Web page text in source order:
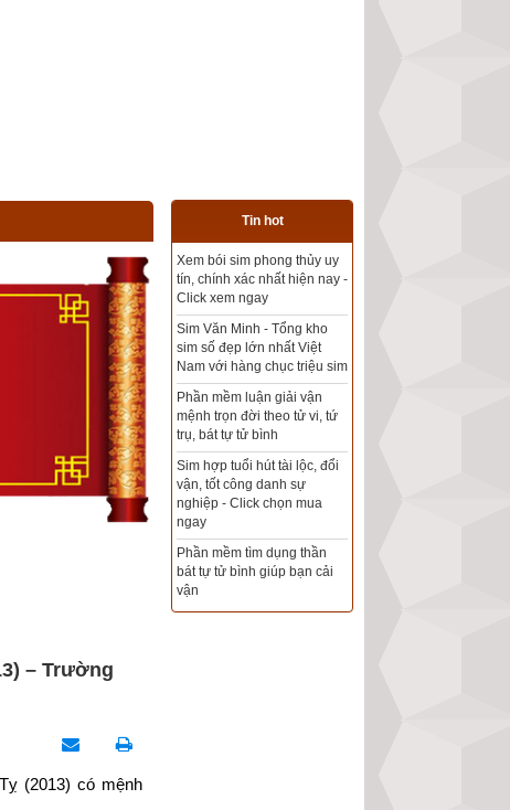
– Trường
(2013) có mệnh
Tin hot
Tổng kho sim phong thủy -
Sim hợp tuổi - Sim hợp
Xem bói sim phong thủy
theo khoa học tử vi, tứ trụ
chính xác nhất
Mua sim Thần tài, Thần tài
theo bạn! Giao sim miễn phí
Xem ngày đẹp - chọn ngày
tốt khởi sự theo kinh dịch
chính xác nhất
Tổng Kho Sim Năm sinh 0x -
9x - 8x -7x -6x giá rẻ nhất thị
trường - Click xem ngay